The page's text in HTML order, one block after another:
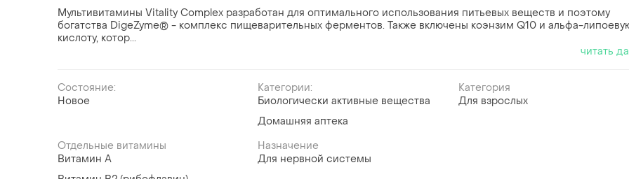
Мультивитамины Vitality Complex разработан для оптимального использования питьевых веществ и поэтому
богатства DigeZyme® - комплекс пищеварительных ферментов. Также включены коэнзим Q10 и альфа-
кислоту, котор...
читать
Состояние:
Новое
Категории:
Биологически активные вещества
Домашняя аптека
Категория
Для взрослых
Отдельные витамины
Витамин A
Назначение
Для нервной системы